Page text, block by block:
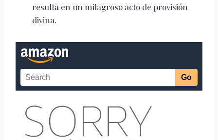
resulta en un milagroso acto de provisión
divina.